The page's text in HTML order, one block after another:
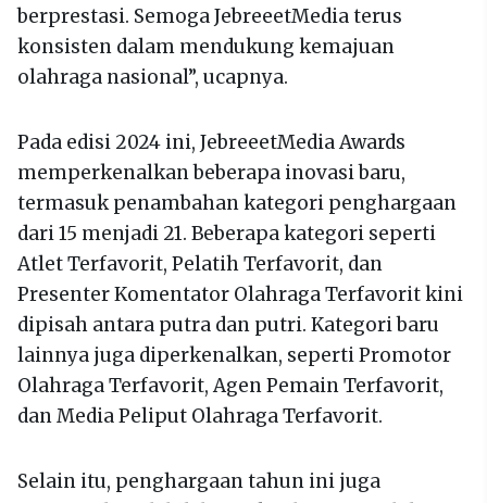
berprestasi. Semoga JebreeetMedia terus
konsisten dalam mendukung kemajuan
olahraga nasional”, ucapnya.
Pada edisi 2024 ini, JebreeetMedia Awards
memperkenalkan beberapa inovasi baru,
termasuk penambahan kategori penghargaan
dari 15 menjadi 21. Beberapa kategori seperti
Atlet Terfavorit, Pelatih Terfavorit, dan
Presenter Komentator Olahraga Terfavorit kini
dipisah antara putra dan putri. Kategori baru
lainnya juga diperkenalkan, seperti Promotor
Olahraga Terfavorit, Agen Pemain Terfavorit,
dan Media Peliput Olahraga Terfavorit.
Selain itu, penghargaan tahun ini juga